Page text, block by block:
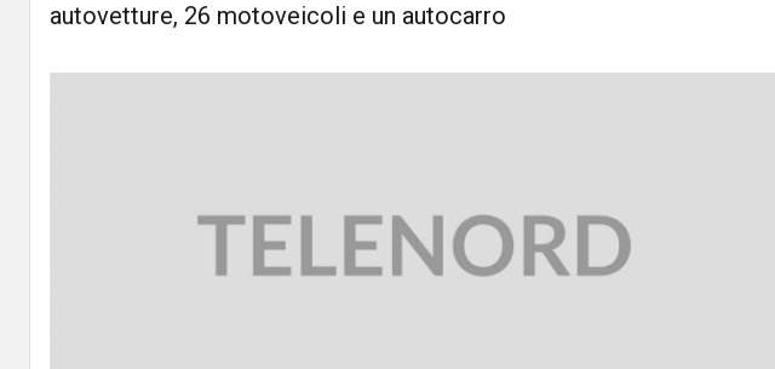
autovetture, 26 motoveicoli e un autocarro